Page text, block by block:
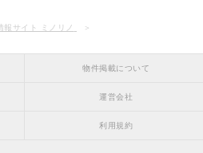
報サイト ミノリノ
物件掲載について
運営会社
利用規約